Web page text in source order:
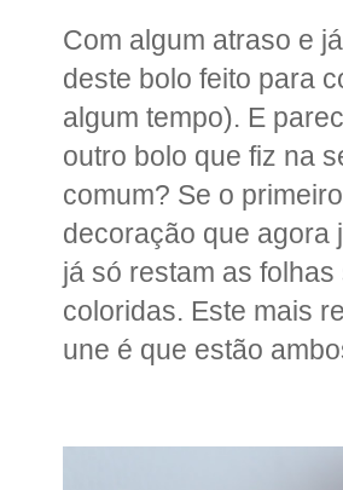
Com algum atraso e
deste bolo feito para
algum tempo). E
outro bolo que fiz na
comum? Se o
decoração que agora
já só restam as
coloridas. Este mais
une é que estão